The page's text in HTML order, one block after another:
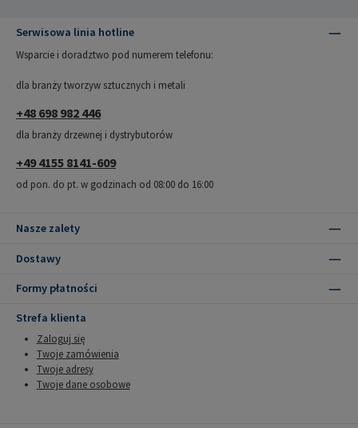
Serwisowa linia hotline
Wsparcie i doradztwo pod numerem telefonu:
dla branży tworzyw sztucznych i metali
+48 698 982 446
dla branży drzewnej i dystrybutorów
+49 4155 8141-609
od pon. do pt. w godzinach od 08:00 do 16:00
Nasze zalety
Dostawy
Formy płatności
Strefa klienta
Zaloguj się
Twoje zamówienia
Twoje adresy
Twoje dane osobowe